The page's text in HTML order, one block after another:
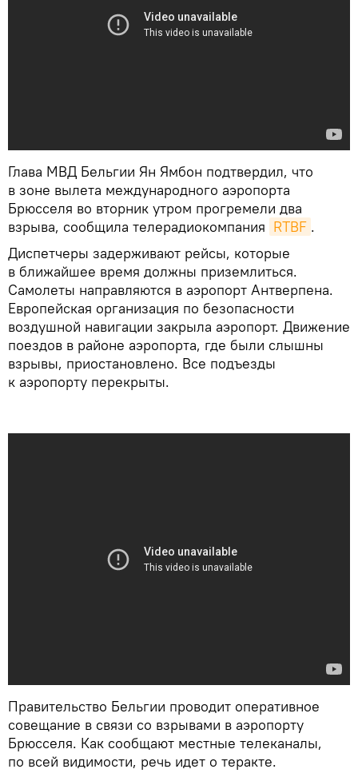
Глава МВД Бельгии Ян Ямбон подтвердил, что
в зоне вылета международного аэропорта
Брюсселя во вторник утром прогремели два
взрыва, сообщила телерадиокомпания RTBF .
​Диспетчеры задерживают рейсы, которые
в ближайшее время должны приземлиться.
Самолеты направляются в аэропорт Антверпена.
Европейская организация по безопасности
воздушной навигации закрыла аэропорт. Движение
поездов в районе аэропорта, где были слышны
взрывы, приостановлено. Все подъезды
к аэропорту перекрыты.
​Правительство Бельгии проводит оперативное
совещание в связи со взрывами в аэропорту
Брюсселя. Как сообщают местные телеканалы,
по всей видимости, речь идет о теракте.